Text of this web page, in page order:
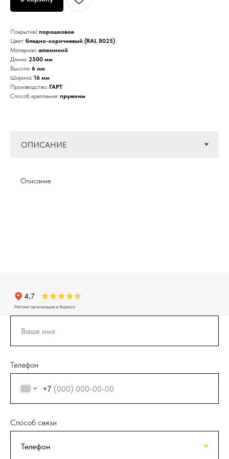
Покрытие: порошковое
Цвет: бледно-коричневый (RAL 8025)
Материал: алюминий
Длина: 2500 мм
Высота: 6 мм
Ширина: 16 мм
Производство: ГАРТ
Способ крепления: пружины
Описание
Телефон
+7
Способ связи